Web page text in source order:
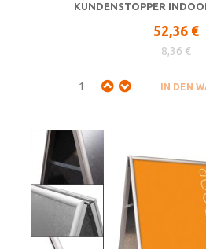
KUNDENSTOPPER
52,36 €
8,36 €